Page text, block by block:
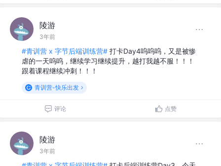
陵游
3年前
#青训营 x 字节后端训练营# 打卡Day4呜呜呜，又是被惨
虐的一天呜呜，继续学习继续提升，越打我越不服！！！
跟着课程继续冲刺！！！
青训营-快乐出发
评论 点赞
陵游
3年前